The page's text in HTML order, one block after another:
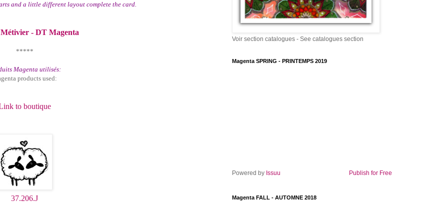
and a little different layout complete the card.
- DT Magenta
*****
Magenta utilisés:
products used:
to boutique
37.206.J
Voir section catalogues - See catalogues section
Magenta SPRING - PRINTEMPS 2019
Powered by Issuu Publish for Free
Magenta FALL - AUTOMNE 2018